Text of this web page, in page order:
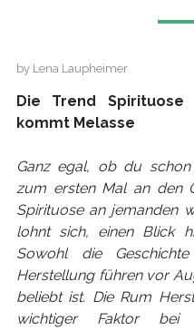
by Lena Laupheimer
Die Trend Spirituose
kommt Melasse
Ganz egal, ob du
zum ersten Mal an den
Spirituose an jemanden
lohnt sich, einen Blick
Sowohl die
Herstellung führen vor
beliebt ist. Die Rum
wichtiger Faktor bei